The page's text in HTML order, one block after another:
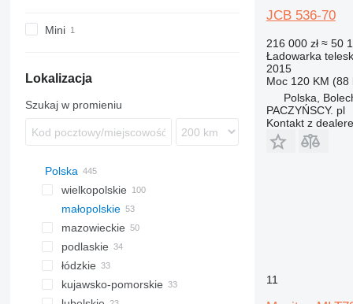
Mini
Lokalizacja
Szukaj w promieniu
Polska
wielkopolskie
Poznań
Zduny
Rakoniewice
Kępno
Lądek
małopolskie
Kraków
Nowy Sącz
Bolechowice
Łącko
mazowieckie
Warszawa
Wołomin
Siedlce
podlaskie
Białystok
Zambrów
łódzkie
Piotrków Trybunalski
kujawsko-pomorskie
JCB 536-70
216 000 zł ≈ 50
Ładowarka
2015
Moc 120 KM (88
Polska,
PACZYŃSCY. pl
Kontakt z
11